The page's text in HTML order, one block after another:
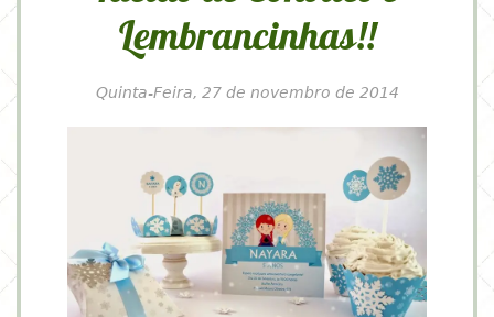
Lembrancinhas!!
Quinta-Feira, 27 de novembro de 2014